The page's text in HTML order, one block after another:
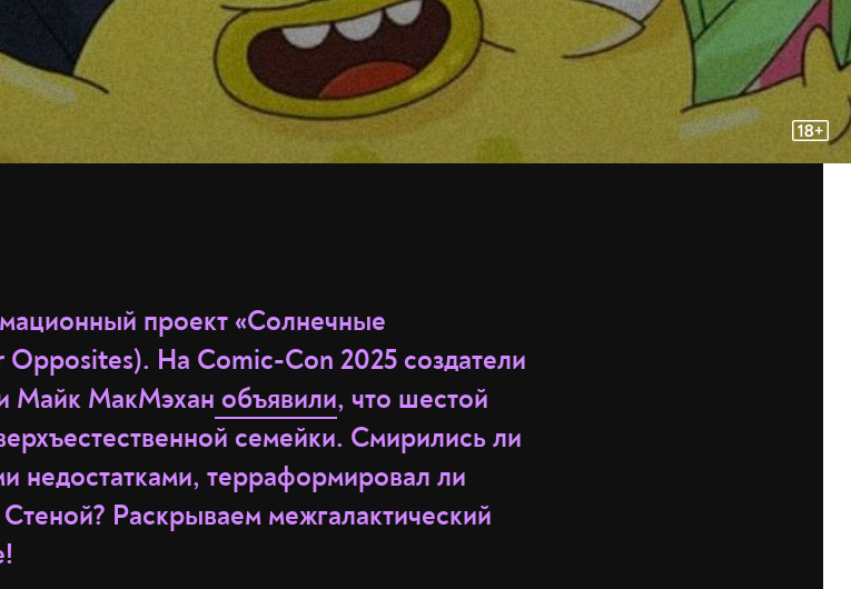
проект «Солнечные
Opposites). На Comic-Con 2025 создатели
Майк МакМэхан объявили, что шестой
семейки. Смирились ли
недостатками, терраформировал ли
Раскрываем межгалактический